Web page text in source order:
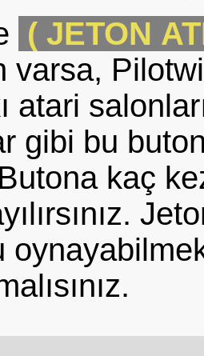
( JETON
varsa,
atari
gibi bu
kaç